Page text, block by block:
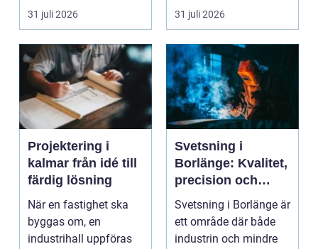
bostäder, broar,...
31 juli 2026
typer av av...
31 juli 2026
Projektering i
kalmar från idé till
färdig lösning
När en fastighet ska
byggas om, en
industrihall uppföras
Svetsning i
Borlänge: Kvalitet,
precision och
hållbara
konstruktioner
Svetsning i Borlänge är
ett område där både
industrin och mindre